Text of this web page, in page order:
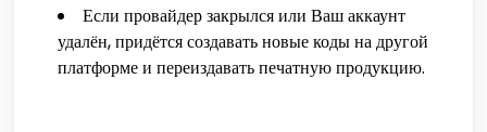
Если провайдер закрылся или Ваш аккаунт
удалён, придётся создавать новые коды на другой
платформе и переиздавать печатную продукцию.